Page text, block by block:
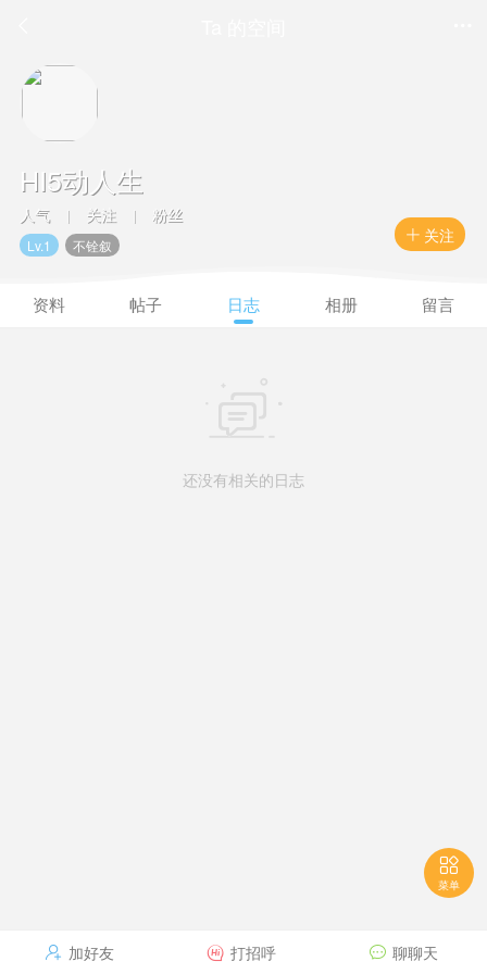
 关注
HI5动人生
人气 | 关注 | 粉丝
Lv.1 不铨叙
资料 帖子 日志 相册 留言
还没有相关的日志
 加好友  打招呼  聊聊天

菜单